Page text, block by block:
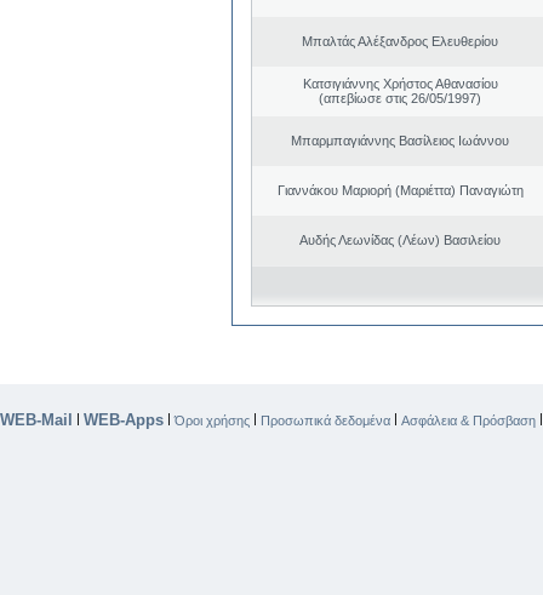
Μπαλτάς Αλέξανδρος Ελευθερίου
Κατσιγιάννης Χρήστος Αθανασίου
(απεβίωσε στις 26/05/1997)
Μπαρμπαγιάννης Βασίλειος Ιωάννου
Γιαννάκου Μαριορή (Μαριέττα) Παναγιώτη
Αυδής Λεωνίδας (Λέων) Βασιλείου
WEB-Mail | WEB-Apps |Όροι χρήσης | Προσωπικά δεδομένα | Ασφάλεια & Πρόσβαση